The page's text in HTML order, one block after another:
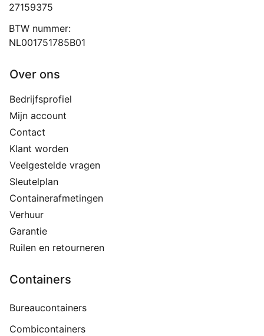
27159375
BTW nummer:
NL001751785B01
Over ons
Bedrijfsprofiel
Mijn account
Contact
Klant worden
Veelgestelde vragen
Sleutelplan
Containerafmetingen
Verhuur
Garantie
Ruilen en retourneren
Containers
Bureaucontainers
Combicontainers